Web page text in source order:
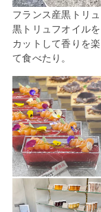
フランス産黒トリ
黒トリュフオイル
カットして香りを
て食べたり。